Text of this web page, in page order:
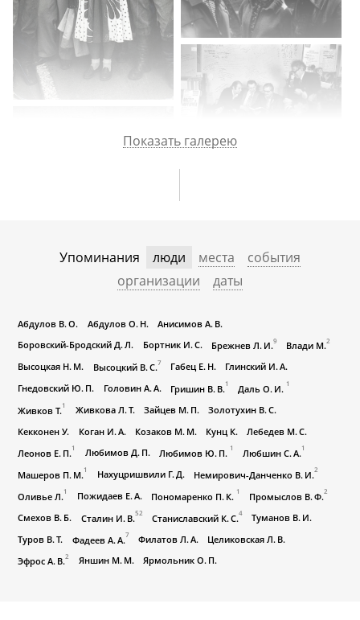
Показать галерею
Упоминания люди места
события
организации
даты
Абдулов В. О. Абдулов О. Н.
Анисимов А. В.
Боровский-Бродский Д. Л.
Бортник И. С. Брежнев Л. И.9 Влади М. 2
Высоцкая Н. М. Высоцкий В. С.7 Габец Е. Н.
Глинский И. А.
Гнедовский Ю. П.
Головин А. А. Гришин В. В. 1 Даль О. И. 1
Живков Т. 1 Живкова Л. Т. Зайцев М. П.
Золотухин В. С.
Кекконен У.
Коган И. А. Козаков М. М. Кунц К.
Лебедев М. С.
Леонов Е. П. 1 Любимов Д. П. Любимов Ю. П. 1 Любшин С. А. 1
Машеров П. М. 1 Нахуцришвили Г. Д. Немирович-Данченко В. И.2
Оливье Л. 1 Пожидаев Е. А. Пономаренко П. К. 1 Промыслов В. Ф.2
Смехов В. Б. Сталин И. В.52 Станиславский К. С.4
Туманов В. И.
Туров В. Т.
Фадеев А. А.7 Филатов Л. А.
Целиковская Л. В.
Эфрос А. В.2 Яншин М. М. Ярмольник О. П.